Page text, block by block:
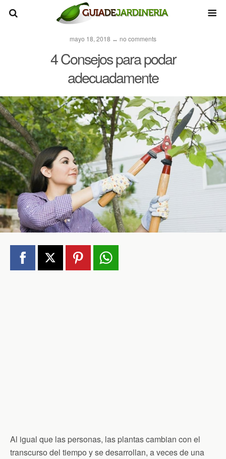
mayo 18, 2018 ↔ no comments
4 Consejos para podar
adecuadamente
Al igual que las personas, las plantas cambian con el
transcurso del tiempo y se desarrollan, a veces de una